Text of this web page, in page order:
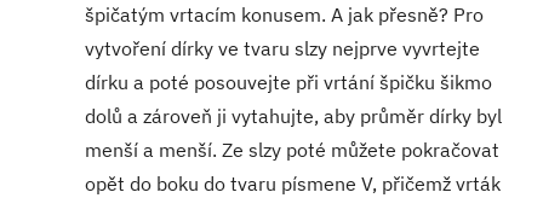
špičatým vrtacím konusem. A jak přesně? Pro
vytvoření dírky ve tvaru slzy nejprve vyvrtejte
dírku a poté posouvejte při vrtání špičku šikmo
dolů a zároveň ji vytahujte, aby průměr dírky byl
menší a menší. Ze slzy poté můžete pokračovat
opět do boku do tvaru písmene V, přičemž vrták